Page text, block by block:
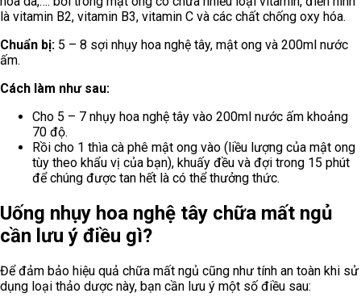
là vitamin B2, vitamin B3, vitamin C và các chất chống oxy hóa.
Chuẩn bị: 5 – 8 sợi nhụy hoa nghệ tây, mật ong và 200ml nước
ấm.
Cách làm như sau:
Cho 5 – 7 nhụy hoa nghệ tây vào 200ml nước ấm khoảng
70 độ.
Rồi cho 1 thìa cà phê mật ong vào (liều lượng của mật ong
tùy theo khẩu vị của bạn), khuấy đều và đợi trong 15 phút
để chúng được tan hết là có thể thưởng thức.
Uống nhụy hoa nghệ tây chữa mất ngủ
cần lưu ý điều gì?
Để đảm bảo hiệu quả chữa mất ngủ cũng như tính an toàn khi sử
dụng loại thảo dược này, bạn cần lưu ý một số điều sau: